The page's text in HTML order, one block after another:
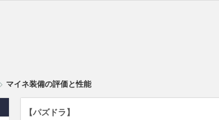
マイネ装備の評価と性能
【パズドラ】